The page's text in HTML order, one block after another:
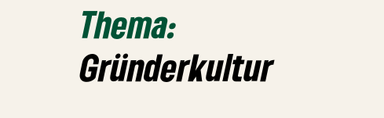
Thema:
Gründerkultur